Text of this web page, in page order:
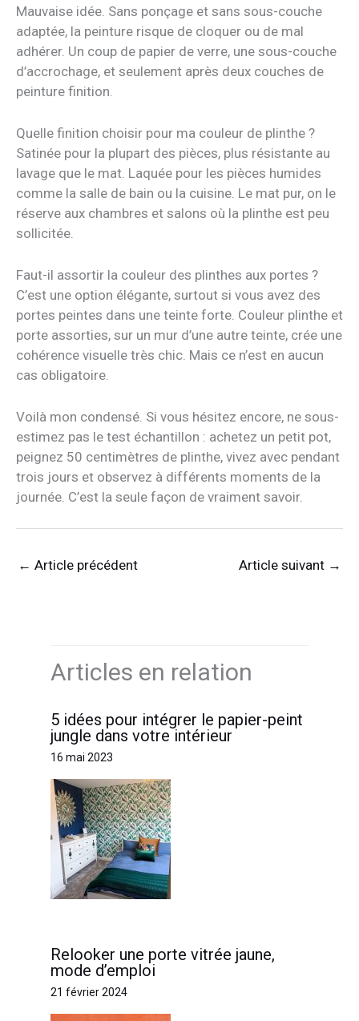
Mauvaise idée. Sans ponçage et sans sous-couche
adaptée, la peinture risque de cloquer ou de mal
adhérer. Un coup de papier de verre, une sous-couche
d’accrochage, et seulement après deux couches de
peinture finition.
Quelle finition choisir pour ma couleur de plinthe ?
Satinée pour la plupart des pièces, plus résistante au
lavage que le mat. Laquée pour les pièces humides
comme la salle de bain ou la cuisine. Le mat pur, on le
réserve aux chambres et salons où la plinthe est peu
sollicitée.
Faut-il assortir la couleur des plinthes aux portes ?
C’est une option élégante, surtout si vous avez des
portes peintes dans une teinte forte. Couleur plinthe et
porte assorties, sur un mur d’une autre teinte, crée une
cohérence visuelle très chic. Mais ce n’est en aucun
cas obligatoire.
Voilà mon condensé. Si vous hésitez encore, ne sous-
estimez pas le test échantillon : achetez un petit pot,
peignez 50 centimètres de plinthe, vivez avec pendant
trois jours et observez à différents moments de la
journée. C’est la seule façon de vraiment savoir.
← Article précédent Article suivant →
Articles en relation
5 idées pour intégrer le papier-peint
jungle dans votre intérieur
16 mai 2023
Relooker une porte vitrée jaune,
mode d’emploi
21 février 2024